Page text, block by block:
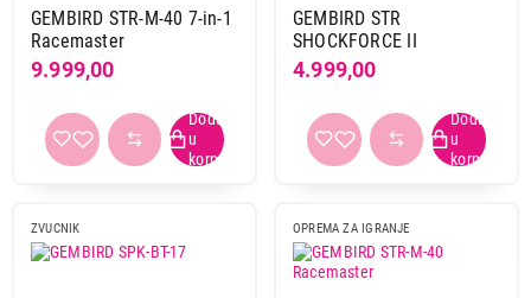
GEMBIRD STR-M-40 7-in-1
Racemaster
9.999,00
GEMBIRD STR
SHOCKFORCE II
4.999,00
ZVUCNIK OPREMA ZA IGRANJE